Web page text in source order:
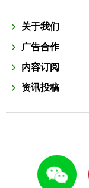
关于我们
广告合作
内容订阅
资讯投稿